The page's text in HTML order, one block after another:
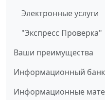
Электронные услуги
"Экспресс Проверка"
Ваши преимущества
Информационный банк
Информационные